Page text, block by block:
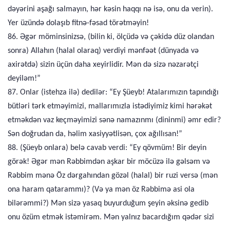
dəyərini aşağı salmayın, hər kəsin haqqı nə isə, onu da verin).
Yer üzündə dolaşıb fitnə-fəsad törətməyin!
86. Əgər möminsinizsə, (bilin ki, ölçüdə və çəkidə düz olandan
sonra) Allahın (halal olaraq) verdiyi mənfəət (dünyada və
axirətdə) sizin üçün daha xeyirlidir. Mən də sizə nəzarətçi
deyiləm!”
87. Onlar (istehza ilə) dedilər: “Ey Şüeyb! Atalarımızın tapındığı
bütləri tərk etməyimizi, mallarımızla istədiyimiz kimi hərəkət
etməkdən vaz keçməyimizi sənə namazınmı (dininmi) əmr edir?
Sən doğrudan da, həlim xasiyyətlisən, çox ağıllısan!”
88. (Şüeyb onlara) belə cavab verdi: “Ey qövmüm! Bir deyin
görək! Əgər mən Rəbbimdən aşkar bir möcüzə ilə gəlsəm və
Rəbbim mənə Öz dərgahından gözəl (halal) bir ruzi versə (mən
ona haram qatarammı)? (Və ya mən öz Rəbbimə asi ola
bilərəmmi?) Mən sizə yasaq buyurduğum şeyin əksinə gedib
onu özüm etmək istəmirəm. Mən yalnız bacardığım qədər sizi